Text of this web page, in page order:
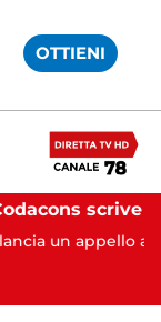
OTTIENI
Paestum, Codacons scrive al ministro Giuli: "Rilanciare scavi dell'Anfiteatro nell'area archeologica"
un appello al